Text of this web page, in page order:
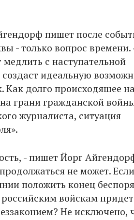
пишет после
- только вопрос времени.
с наступательной
идеальную
Как долго происходящее
грани гражданской
журналиста, ситуация
- пишет Йорг
не может. Если
положить конец
войскам
Не исключено,